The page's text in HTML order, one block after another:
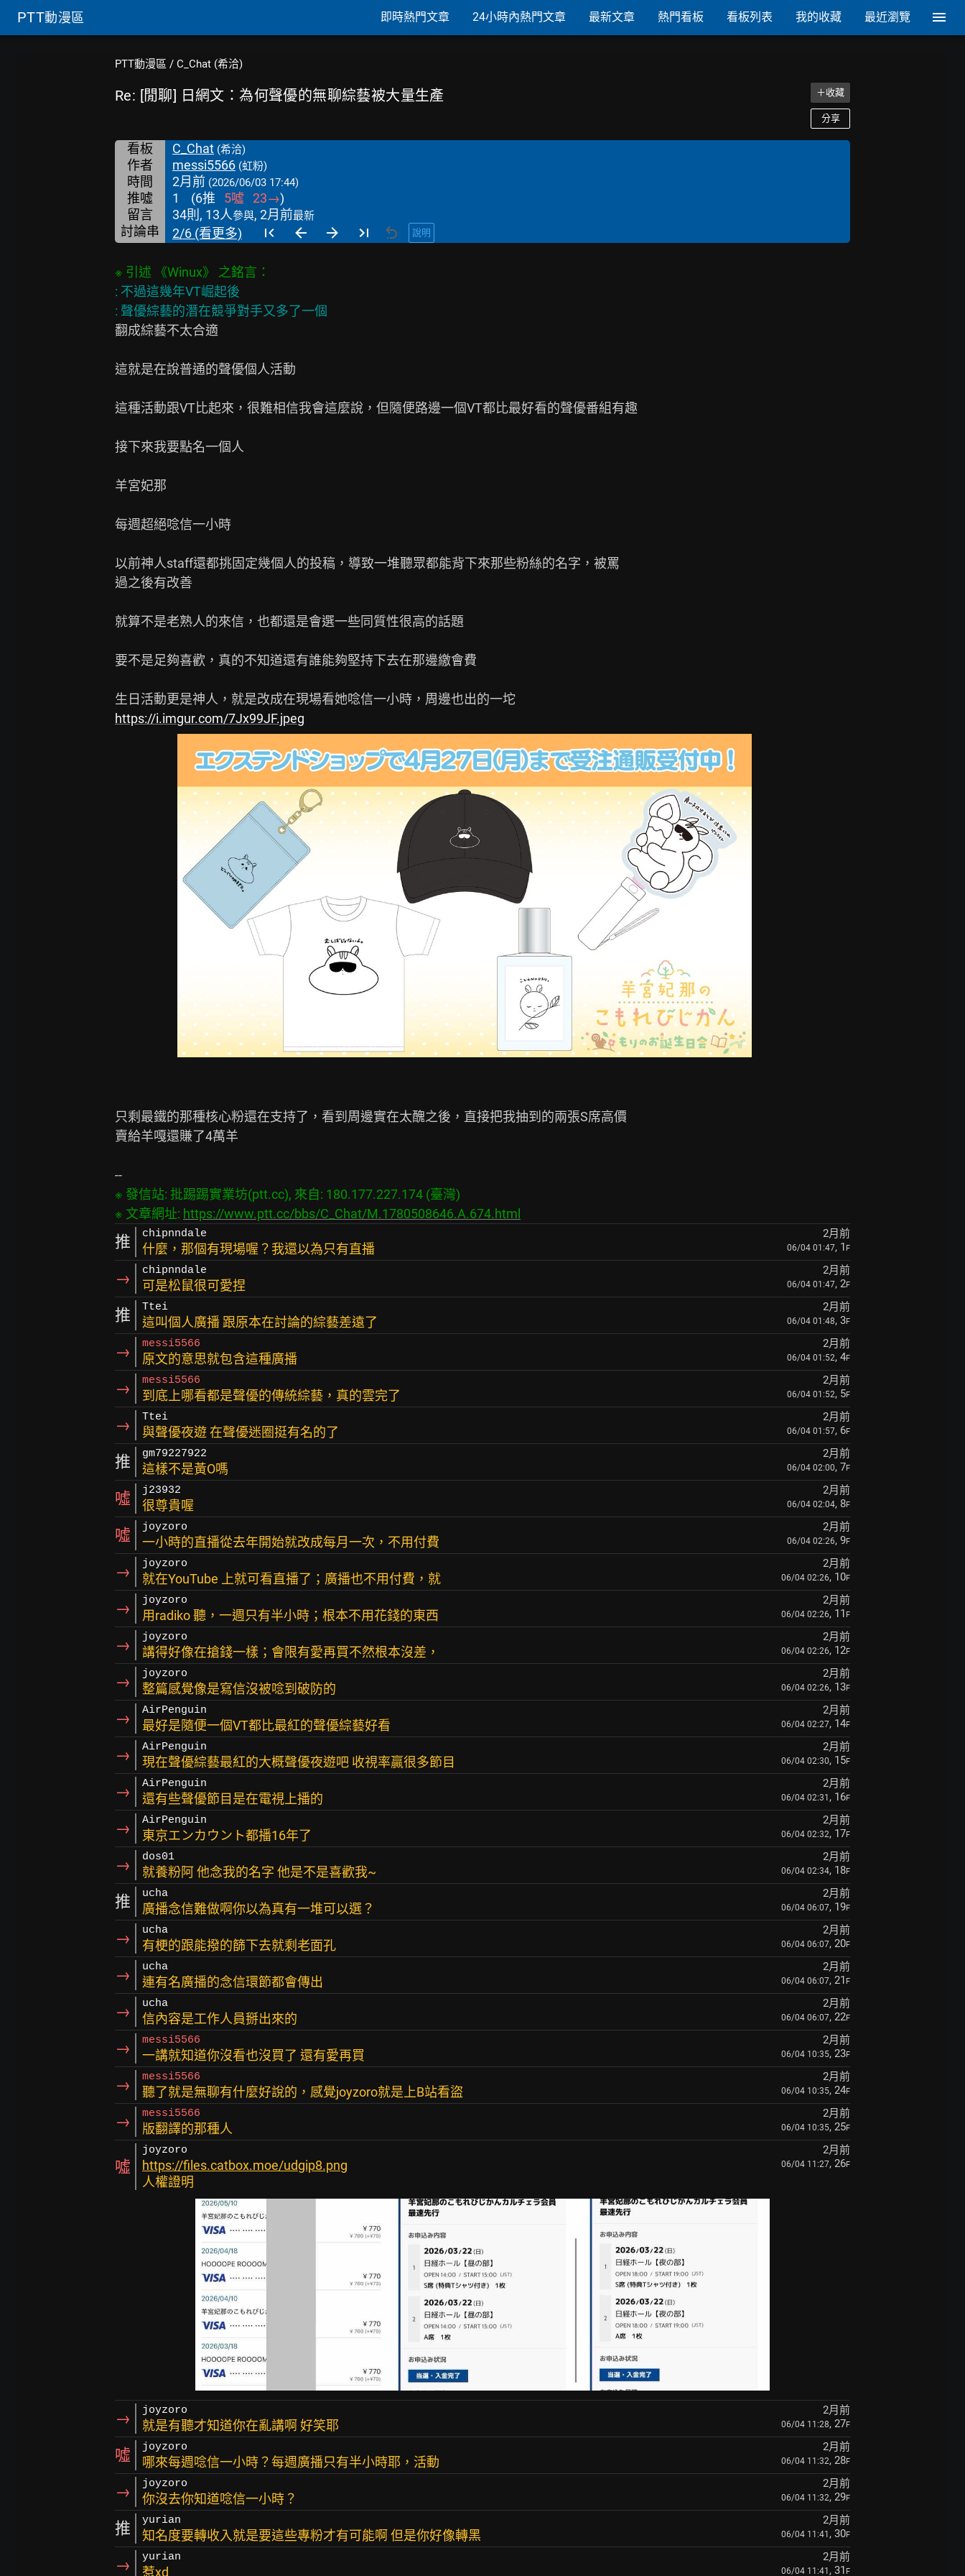
PTT動漫區 即時熱門文章 24小時內熱門文章 最新文章 熱門看板 看板列表 我的收藏 最近瀏覽
PTT動漫區 / C_Chat (希洽)
Re: [閒聊] 日網文：為何聲優的無聊綜藝被大量生產 ＋收藏
分享
看板 C_Chat (希洽)
作者 messi5566 (虹粉)
時間 2月前 (2026/06/03 17:44)
推噓 1 (6推 5噓 23→)
留言
34則, 13人參與, 2月前最新
討論串 2/6 (看更多) 說明
※ 引述 《Winux》 之銘言：
: 不過這幾年VT崛起後
: 聲優綜藝的潛在競爭對手又多了一個
翻成綜藝不太合適
這就是在說普通的聲優個人活動
這種活動跟VT比起來，很難相信我會這麼說，但隨便路邊一個VT都比最好看的聲優番組有趣
接下來我要點名一個人
羊宮妃那
每週超絕唸信一小時
以前神人staff還都挑固定幾個人的投稿，導致一堆聽眾都能背下來那些粉絲的名字，被罵
過之後有改善
就算不是老熟人的來信，也都還是會選一些同質性很高的話題
要不是足夠喜歡，真的不知道還有誰能夠堅持下去在那邊繳會費
https://i.imgur.com/7Jx99JF.jpeg
只剩最鐵的那種核心粉還在支持了，看到周邊實在太醜之後，直接把我抽到的兩張S席高價
賣給羊嘎還賺了4萬羊
※ 發信站: 批踢踢實業坊(ptt.cc), 來自: 180.177.227.174 (臺灣)
※ 文章網址: https://www.ptt.cc/bbs/C_Chat/M.1780508646.A.674.html
推 chipnndale 2月前
什麼，那個有現場喔？我還以為只有直播 06/04 01:47, 1 F
→ chipnndale 2月前
可是松鼠很可愛捏 06/04 01:47, 2F
推 Ttei 2月前
這叫個人廣播 跟原本在討論的綜藝差遠了 06/04 01:48, 3F
→ messi5566 2月前
原文的意思就包含這種廣播 06/04 01:52, 4F
→ messi5566 2月前
到底上哪看都是聲優的傳統綜藝，真的雲完了 06/04 01:52, 5F
→ Ttei 2月前
與聲優夜遊 在聲優迷圈挺有名的了 06/04 01:57, 6F
推 gm79227922 2月前
這樣不是黃O嗎 06/04 02:00, 7F
噓 j23932 2月前
很尊貴喔 06/04 02:04, 8F
噓 joyzoro 2月前
一小時的直播從去年開始就改成每月一次，不用付費 06/04 02:26, 9F
→ joyzoro 2月前
就在YouTube 上就可看直播了；廣播也不用付費，就 06/04 02:26, 10F
→ joyzoro 2月前
用radiko 聽，一週只有半小時；根本不用花錢的東西 06/04 02:26, 11 F
→ joyzoro 2月前
講得好像在搶錢一樣；會限有愛再買不然根本沒差， 06/04 02:26, 12F
→ joyzoro 2月前
整篇感覺像是寫信沒被唸到破防的 06/04 02:26, 13F
→ AirPenguin 2月前
最好是隨便一個VT都比最紅的聲優綜藝好看 06/04 02:27, 14F
→ AirPenguin 2月前
現在聲優綜藝最紅的大概聲優夜遊吧 收視率贏很多節目 06/04 02:30, 15F
→ AirPenguin 2月前
還有些聲優節目是在電視上播的 06/04 02:31 , 16F
→ AirPenguin 2月前
東京エンカウント都播16年了 06/04 02:32, 17F
→ dos01 2月前
就養粉阿 他念我的名字 他是不是喜歡我~ 06/04 02:34, 18F
推 ucha 2月前
廣播念信難做啊你以為真有一堆可以選？ 06/04 06:07, 19F
→ ucha 2月前
有梗的跟能撥的篩下去就剩老面孔 06/04 06:07, 20F
→ ucha 2月前
連有名廣播的念信環節都會傳出 06/04 06:07, 21 F
→ ucha 2月前
信內容是工作人員掰出來的 06/04 06:07, 22F
→ messi5566 2月前
一講就知道你沒看也沒買了 還有愛再買 06/04 10:35, 23F
→ messi5566 2月前
聽了就是無聊有什麼好說的，感覺joyzoro就是上B站看盜 06/04 10:35, 24F
→ messi5566 2月前
版翻譯的那種人 06/04 10:35, 25F
噓
joyzoro 2月前
https://files.catbox.moe/udgip8.png
人權證明
06/04 11:27, 26F
→ joyzoro 2月前
就是有聽才知道你在亂講啊 好笑耶 06/04 11:28, 27F
噓 joyzoro 2月前
哪來每週唸信一小時？每週廣播只有半小時耶，活動 06/04 11:32, 28F
→ joyzoro 2月前
你沒去你知道唸信一小時？ 06/04 11:32, 29F
推 yurian 2月前
知名度要轉收入就是要這些專粉才有可能啊 但是你好像轉黑 06/04 11:41 , 30F
→ yurian 2月前
惹xd 06/04 11:41 , 31 F